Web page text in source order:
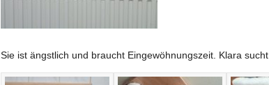
Sie ist ängstlich und braucht Eingewöhnungszeit. Klara